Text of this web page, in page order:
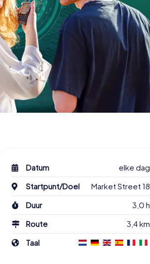
Datum
elke dag
Startpunt/Doel
Market Street 18
Duur
3,0 h
Route
3,4 km
Taal